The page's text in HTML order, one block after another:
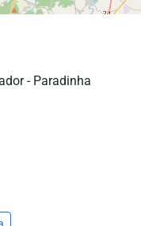
- Paradinha